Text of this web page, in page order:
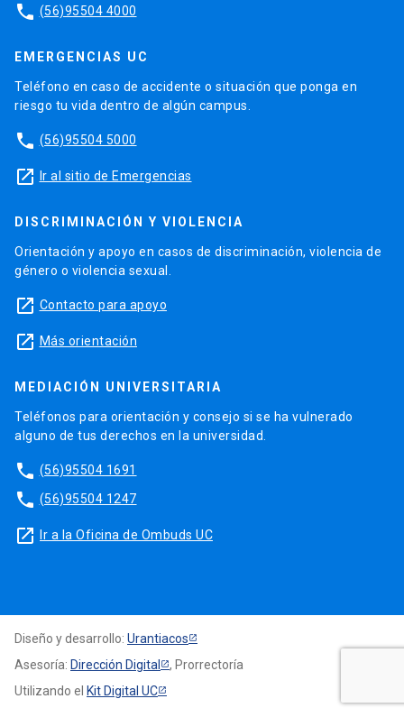
phone (56)95504 4000
EMERGENCIAS UC
Teléfono en caso de accidente o situación que ponga en
riesgo tu vida dentro de algún campus.
phone (56)95504 5000
launch Ir al sitio de Emergencias
DISCRIMINACIÓN Y VIOLENCIA
Orientación y apoyo en casos de discriminación, violencia de
género o violencia sexual.
launch Contacto para apoyo
launch Más orientación
MEDIACIÓN UNIVERSITARIA
Teléfonos para orientación y consejo si se ha vulnerado
alguno de tus derechos en la universidad.
phone (56)95504 1691
phone (56)95504 1247
launch Ir a la Oficina de Ombuds UC
Diseño y desarrollo: Urantiacos
Asesoría: Dirección Digital
, Prorrectoría
Utilizando el Kit Digital UC